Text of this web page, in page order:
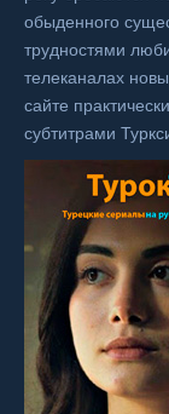
обыденного
трудностями
телеканалах
сайте
субтитрами